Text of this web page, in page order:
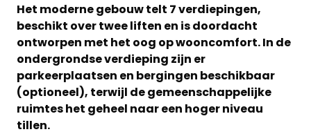
Het moderne gebouw telt 7 verdiepingen,
beschikt overtwee liften en is doordacht
ontworpen met het oog op wooncomfort. In de
ondergrondse verdieping zijn er
parkeerplaatsen en bergingen beschikbaar
(optioneel), terwijl de gemeenschappelijke
ruimtes het geheel naar een hoger niveau
tillen.